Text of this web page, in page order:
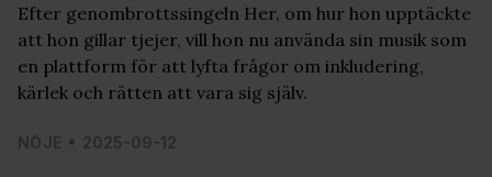
Efter genombrottssingeln Her, om hur hon upptäckte
att hon gillar tjejer, vill hon nu använda sin musik som
en plattform för att lyfta frågor om inkludering,
kärlek och rätten att vara sig själv.
NÖJE 2025-09-12